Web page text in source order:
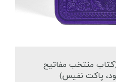
نفیس کد 36 (کتاب منتخب مفاتیح
پاکت نفیس)